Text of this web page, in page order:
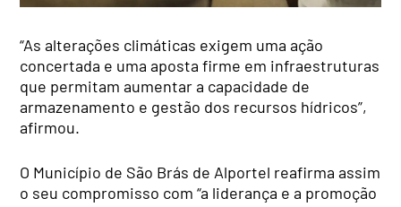
“As alterações climáticas exigem uma ação
concertada e uma aposta firme em infraestruturas
que permitam aumentar a capacidade de
armazenamento e gestão dos recursos hídricos”,
afirmou.
O Município de São Brás de Alportel reafirma assim
o seu compromisso com “a liderança e a promoção